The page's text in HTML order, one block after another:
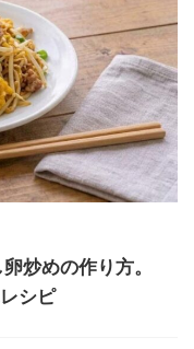
炒めの作り方。
シピ